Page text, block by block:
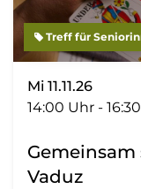
Treff für
Mi 11.11.26
14:00 Uhr -
Vaduz